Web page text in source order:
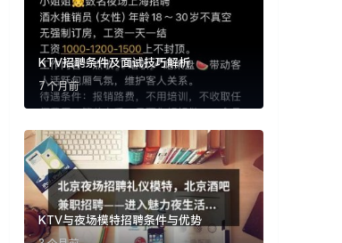
KTV招聘条件及面试技巧解析
7 个月前
KTV与夜场模特招聘条件与优势